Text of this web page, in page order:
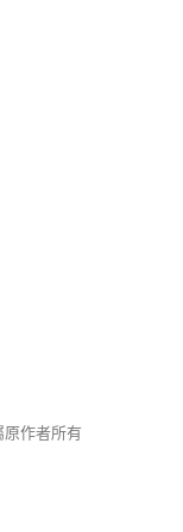
原作者所有